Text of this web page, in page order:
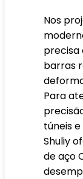
Nos
precisa
barras
Para
túneis
Shuliy
de aço